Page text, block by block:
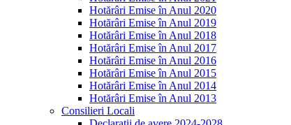
Hotărâri Emise în Anul 2020
Hotărâri Emise în Anul 2019
Hotărâri Emise în Anul 2018
Hotărâri Emise în Anul 2017
Hotărâri Emise în Anul 2016
Hotărâri Emise în Anul 2015
Hotărâri Emise în Anul 2014
Hotărâri Emise în Anul 2013
Consilieri Locali